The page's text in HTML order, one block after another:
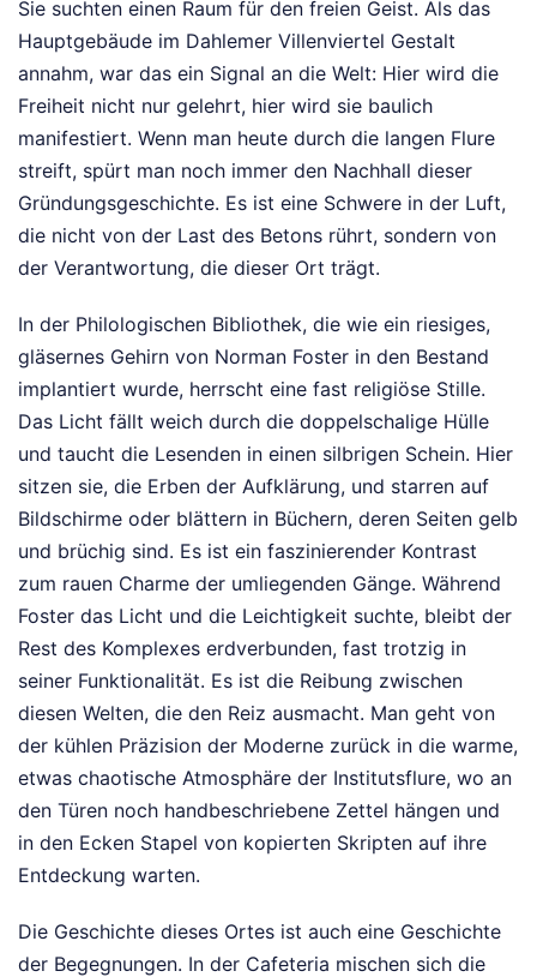
Sie suchten einen Raum für den freien Geist. Als das
Hauptgebäude im Dahlemer Villenviertel Gestalt
annahm, war das ein Signal an die Welt: Hier wird die
Freiheit nicht nur gelehrt, hier wird sie baulich
manifestiert. Wenn man heute durch die langen Flure
streift, spürt man noch immer den Nachhall dieser
Gründungsgeschichte. Es ist eine Schwere in der Luft,
die nicht von der Last des Betons rührt, sondern von
der Verantwortung, die dieser Ort trägt.
In der Philologischen Bibliothek, die wie ein riesiges,
gläsernes Gehirn von Norman Foster in den Bestand
implantiert wurde, herrscht eine fast religiöse Stille.
Das Licht fällt weich durch die doppelschalige Hülle
und taucht die Lesenden in einen silbrigen Schein. Hier
sitzen sie, die Erben der Aufklärung, und starren auf
Bildschirme oder blättern in Büchern, deren Seiten gelb
und brüchig sind. Es ist ein faszinierender Kontrast
zum rauen Charme der umliegenden Gänge. Während
Foster das Licht und die Leichtigkeit suchte, bleibt der
Rest des Komplexes erdverbunden, fast trotzig in
seiner Funktionalität. Es ist die Reibung zwischen
diesen Welten, die den Reiz ausmacht. Man geht von
der kühlen Präzision der Moderne zurück in die warme,
etwas chaotische Atmosphäre der Institutsflure, wo an
den Türen noch handbeschriebene Zettel hängen und
in den Ecken Stapel von kopierten Skripten auf ihre
Entdeckung warten.
Die Geschichte dieses Ortes ist auch eine Geschichte
der Begegnungen. In der Cafeteria mischen sich die